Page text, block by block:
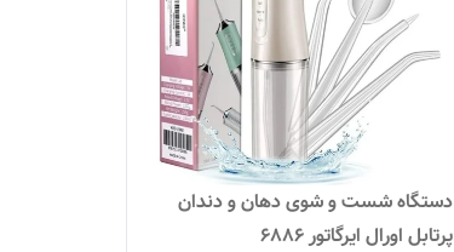
دستگاه شست و شوی دهان و دندان
پرتابل اورال ایرگاتور 6886